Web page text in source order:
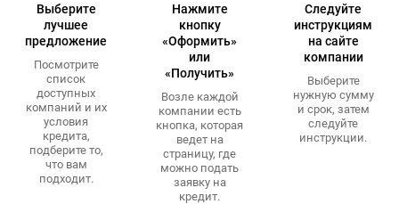
Выберите
лучшее
предложение
Посмотрите
список
доступных
компаний и их
условия
кредита,
подберите то,
что вам
подходит.
Нажмите
кнопку
«Оформить»
или
«Получить»
Возле каждой
компании есть
кнопка, которая
ведет на
страницу, где
можно подать
заявку на
кредит.
Следуйте
инструкциям
на сайте
компании
Выберите
нужную сумму
и срок, затем
следуйте
инструкции.